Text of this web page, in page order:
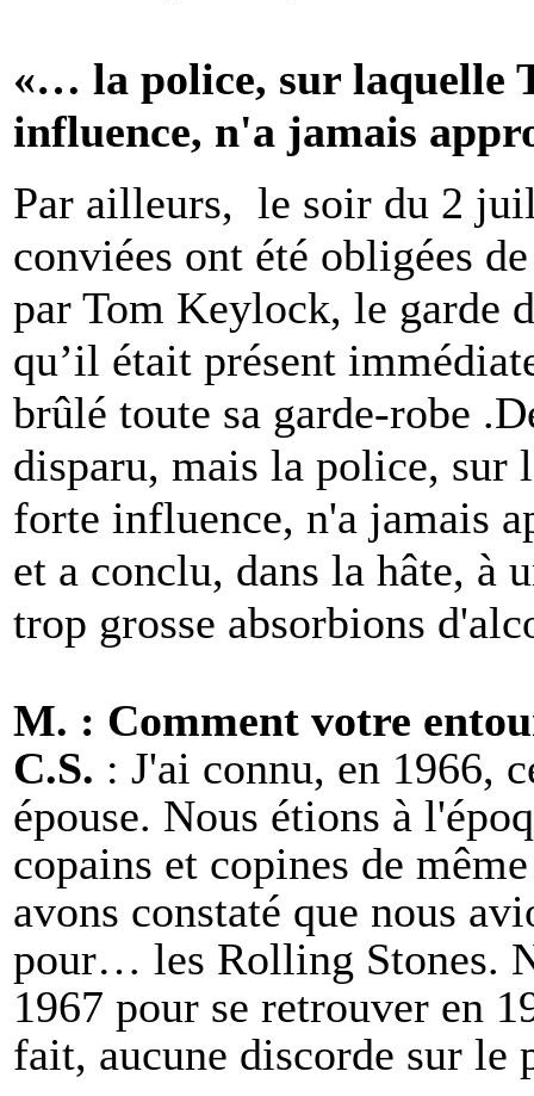
«… la police, sur laquelle
influence, n'a jamais
Par ailleurs, le soir du 2
conviées ont été obligées
par Tom Keylock, le garde
qu’il était présent
brûlé toute sa garde-robe
disparu, mais la police, sur
forte influence, n'a jamais
et a conclu, dans la hâte, à
trop grosse absorbions
M. : Comment votre
C.S. : J'ai connu, en 1966,
épouse. Nous étions à
copains et copines de
avons constaté que nous
pour… les Rolling Stones.
1967 pour se retrouver en
fait, aucune discorde sur le